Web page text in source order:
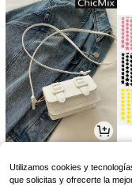
Utilizamos cookies y
que solicitas y ofrecerte la